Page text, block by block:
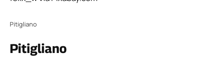
Pitigliano
Pitigliano